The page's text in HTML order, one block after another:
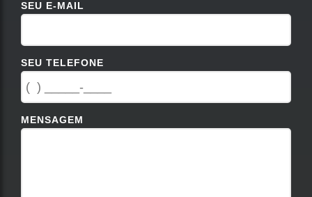
SEU E-MAIL
SEU TELEFONE
MENSAGEM